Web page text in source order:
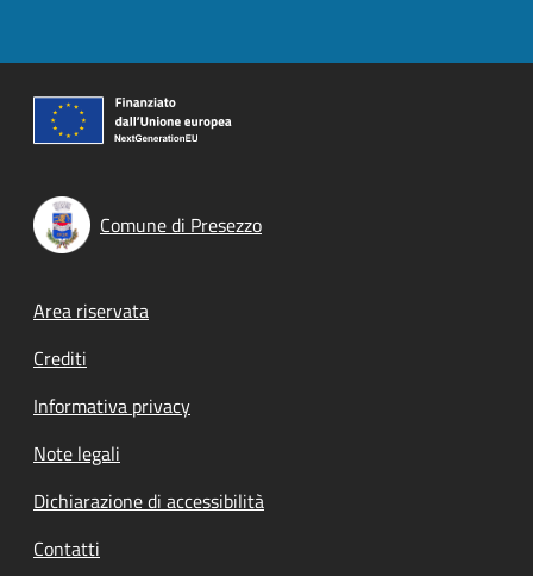
Comune di Presezzo
Footer menu
Area riservata
Crediti
Informativa privacy
Note legali
Dichiarazione di accessibilità
Contatti